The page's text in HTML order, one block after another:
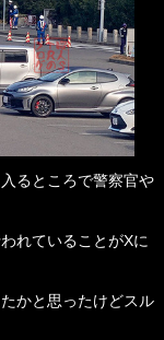
るところで警察官や
れていることがXに
かと思ったけどスル